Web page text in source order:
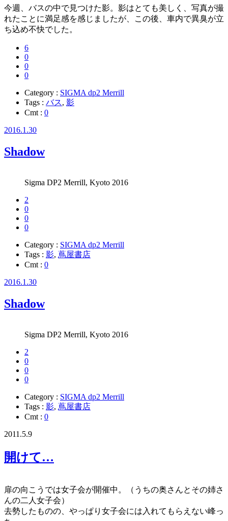
今週、バスの中で見つけた影。影はとても美しく、写真が撮
れたことに満足感を感じましたが、この後、車内で異臭が立
ち込め不快でした。
6
0
0
0
Category : SIGMA dp2 Merrill
Tags : バス, 影
Cmt : 0
2016.1.30
Shadow
Sigma DP2 Merrill, Kyoto 2016
2
0
0
0
Category : SIGMA dp2 Merrill
Tags : 影, 蔦屋書店
Cmt : 0
2016.1.30
Shadow
Sigma DP2 Merrill, Kyoto 2016
2
0
0
0
Category : SIGMA dp2 Merrill
Tags : 影, 蔦屋書店
Cmt : 0
2011.5.9
開けて…
扉の向こうでは女子会が開催中。（うちの奥さんとその姉さ
んの二人女子会）
去勢したものの、やっぱり女子会には入れてもらえない峰っ